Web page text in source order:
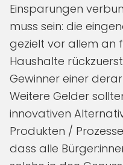
Einsparungen
muss sein: die
gezielt vor allem an
Haushalte
Gewinner einer
Weitere Gelder
innovativen
Produkten /
dass alle